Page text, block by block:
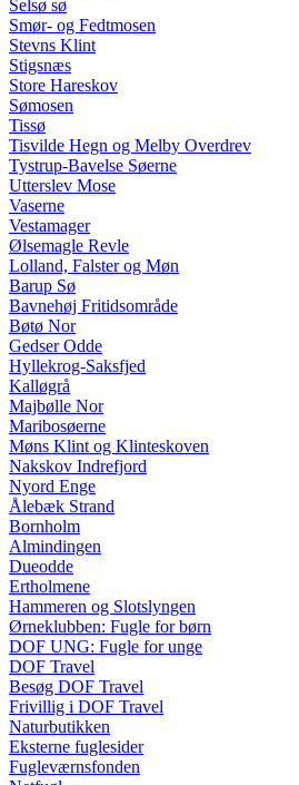
Selsø sø
Smør- og Fedtmosen
Stevns Klint
Stigsnæs
Store Hareskov
Sømosen
Tissø
Tisvilde Hegn og Melby Overdrev
Tystrup-Bavelse Søerne
Utterslev Mose
Vaserne
Vestamager
Ølsemagle Revle
Lolland, Falster og Møn
Barup Sø
Bavnehøj Fritidsområde
Bøtø Nor
Gedser Odde
Hyllekrog-Saksfjed
Kalløgrå
Majbølle Nor
Maribosøerne
Møns Klint og Klinteskoven
Nakskov Indrefjord
Nyord Enge
Ålebæk Strand
Bornholm
Almindingen
Dueodde
Ertholmene
Hammeren og Slotslyngen
Ørneklubben: Fugle for børn
DOF UNG: Fugle for unge
DOF Travel
Besøg DOF Travel
Frivillig i DOF Travel
Naturbutikken
Eksterne fuglesider
Fugleværnsfonden